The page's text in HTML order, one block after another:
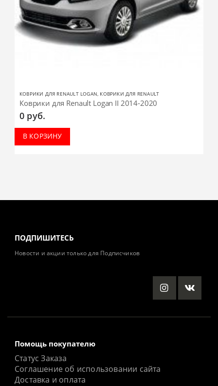
КОВРИКИ ДЛЯ RENAULT LOGAN, КОВРИКИ ДЛЯ RENAULT
Коврики для Renault Logan II 2014-2020
0 руб.
В КОРЗИНУ
ПОДПИШИТЕСЬ
Новости и акции только для Подписчиков
Помощь покупателю
Статус Заказа
Соглашение об использовании сайта
Доставка и оплата